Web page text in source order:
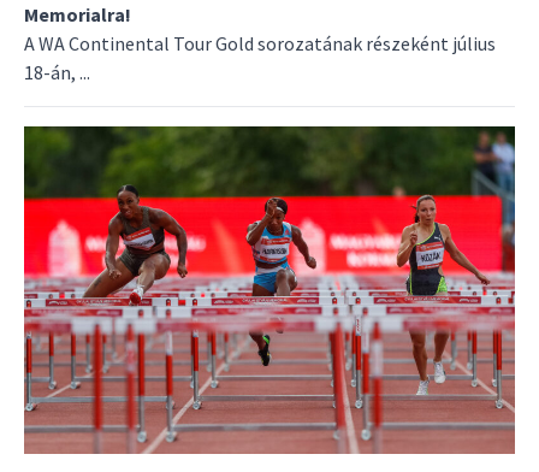
Memorialra!
A WA Continental Tour Gold sorozatának részeként július
18-án, ...